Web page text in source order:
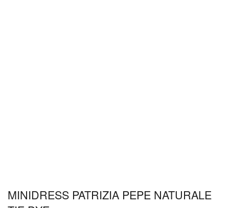
MINIDRESS PATRIZIA PEPE NATURALE